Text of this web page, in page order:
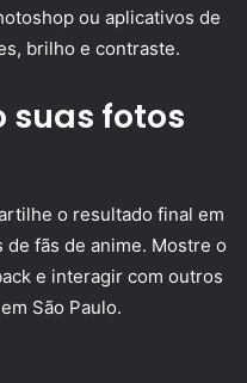
ou aplicativos de
brilho e contraste.
fotos
o resultado final em
fãs de anime. Mostre o
e interagir com outros
São Paulo.